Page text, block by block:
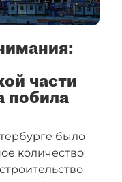
части
побила
было
количество